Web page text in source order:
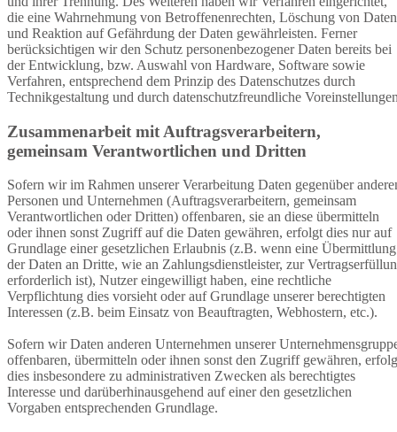
die eine Wahrnehmung von Betroffenenrechten, Löschung von Daten
und Reaktion auf Gefährdung der Daten gewährleisten. Ferner
berücksichtigen wir den Schutz personenbezogener Daten bereits bei
der Entwicklung, bzw. Auswahl von Hardware, Software sowie
Verfahren, entsprechend dem Prinzip des Datenschutzes durch
Technikgestaltung und durch datenschutzfreundliche
Zusammenarbeit mit Auftragsverarbeitern,
gemeinsam Verantwortlichen und Dritten
Sofern wir im Rahmen unserer Verarbeitung Daten gegenüber
Personen und Unternehmen (Auftragsverarbeitern, gemeinsam
Verantwortlichen oder Dritten) offenbaren, sie an diese übermitteln
oder ihnen sonst Zugriff auf die Daten gewähren, erfolgt dies nur auf
Grundlage einer gesetzlichen Erlaubnis (z.B. wenn eine Übermittlung
der Daten an Dritte, wie an Zahlungsdienstleister, zur
erforderlich ist), Nutzer eingewilligt haben, eine rechtliche
Verpflichtung dies vorsieht oder auf Grundlage unserer berechtigten
Interessen (z.B. beim Einsatz von Beauftragten, Webhostern, etc.).
Sofern wir Daten anderen Unternehmen unserer
offenbaren, übermitteln oder ihnen sonst den Zugriff gewähren,
dies insbesondere zu administrativen Zwecken als berechtigtes
Interesse und darüberhinausgehend auf einer den gesetzlichen
Vorgaben entsprechenden Grundlage.